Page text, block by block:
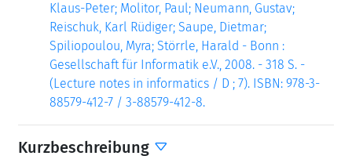
Klaus-Peter; Molitor, Paul; Neumann, Gustav;
Reischuk, Karl Rüdiger; Saupe, Dietmar;
Spiliopoulou, Myra; Störrle, Harald - Bonn :
Gesellschaft für Informatik e.V., 2008. - 318 S. -
(Lecture notes in informatics / D ; 7). ISBN: 978-3-
88579-412-7 / 3-88579-412-8.
Kurzbeschreibung